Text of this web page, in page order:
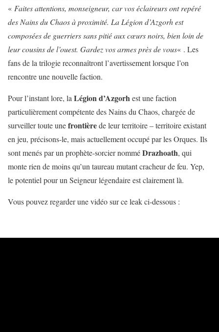
« Faites attentions, monseigneur, car vos éclaireurs ont repéré
des Nains du Chaos à proximité. La Légion d’Azgorh est
composées de guerriers sans pitié aux cœurs noirs, bien loin de
leur cousins de l’ouest. Gardez vos armes près de vous« . Les
fans de la trilogie reconnaîtront l’avertissement lorsque l’on
rencontre une nouvelle faction.
Pour l’instant lore, la Légiond’Azgorhest une faction
particulièrement compétente des Nains du Chaos, chargée de
surveiller toute unefrontièrede leur territoire – territoire existant
en jeu, précisons-le, mais actuellement occupé par les Orques. Ils
sont menés par un prophète-sorcier nomméDrazhoath, qui
monte rien de moins qu’un taureau mutant cracheur de feu. Yep,
le potentiel pour un Seigneur légendaire est clairement là.
Vous pouvez regarder une vidéo sur ce leak ci-dessous :